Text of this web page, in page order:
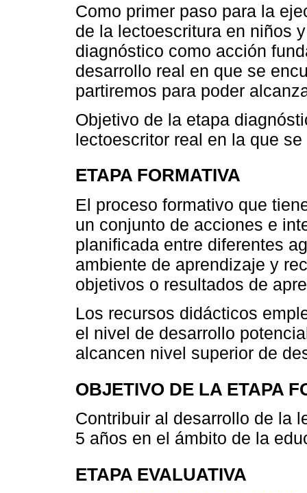
Como primer paso para la
de la lectoescritura en niños
diagnóstico como acción
desarrollo real en que se
partiremos para poder
Objetivo de la etapa
lectoescritor real en la que
ETAPA FORMATIVA
El proceso formativo que
un conjunto de acciones e
planificada entre diferentes
ambiente de aprendizaje y
objetivos o resultados de
Los recursos didácticos
el nivel de desarrollo
alcancen nivel superior de
OBJETIVO DE LA ETAPA
Contribuir al desarrollo de la
5 años en el ámbito de la
ETAPA EVALUATIVA